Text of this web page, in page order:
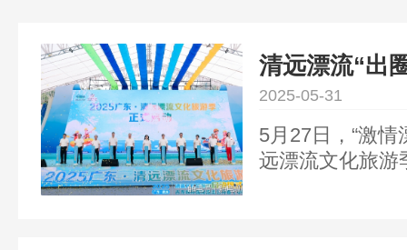
清远漂流“出
+奥运冠军打
5月27日，“激情
远漂流文化旅游
2025-05-31